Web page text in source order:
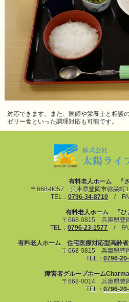
対応できます。また、医師や栄養士と相談
ゼリー食といった調理対応も可能です。
有料老人ホーム 『さ
〒668-0057 兵庫県豊岡市弥栄町
TEL： 0796-34-8710/ FAX
有料老人ホーム 『ひ
〒668-0815 兵庫県豊
TEL：0796-23-1577 /
有料老人ホーム 住宅医療対応型高齢
〒668-0815 兵庫県豊
TEL： 0796-
障害者グループホーム
〒668-0014 兵庫県豊
TEL： 0796-